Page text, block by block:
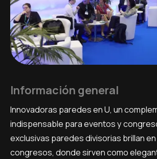
Información general
Innovadoras paredes en U, un
indispensable para eventos y
exclusivas paredes divisorias brillan
congresos, donde sirven como